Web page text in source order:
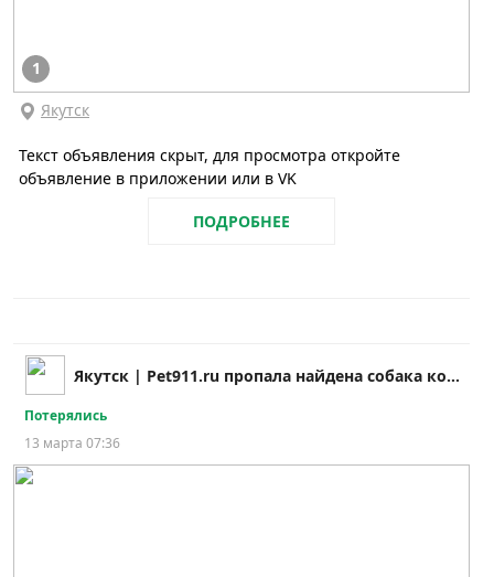
1
Якутск
Текст объявления скрыт, для просмотра откройте
объявление в приложении или в VK
ПОДРОБНЕЕ
Якутск | Pet911.ru пропала найдена собака кошка
Потерялись
13 марта 07:36